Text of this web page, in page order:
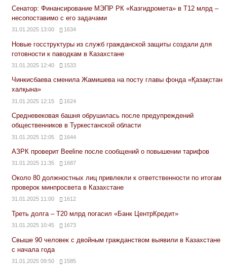
Сенатор: Финансирование МЭПР РК «Казгидромета» в Т12 млрд –
несопоставимо с его задачами
31.01.2025 13:00 1634
Новые госструктуры из служб гражданской защиты создали для
готовности к паводкам в Казахстане
31.01.2025 12:40 1533
Чинкисбаева сменила Жамишева на посту главы фонда «Қазақстан
халқына»
31.01.2025 12:15 1624
Средневековая башня обрушилась после предупреждений
общественников в Туркестанской области
31.01.2025 12:05 1644
АЗРК проверит Beeline после сообщений о повышении тарифов
31.01.2025 11:35 1687
Около 80 должностных лиц привлекли к ответственности по итогам
проверок минпросвета в Казахстане
31.01.2025 11:00 1612
Треть долга – Т20 млрд погасил «Банк ЦентрКредит»
31.01.2025 10:45 1673
Свыше 90 человек с двойным гражданством выявили в Казахстане
с начала года
31.01.2025 09:50 1585